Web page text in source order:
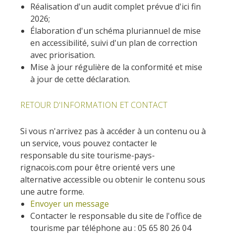
La Palairie en Goutrens
El museo de la fragua
un ojo en el pasado
artistas y artesanos
La gastronomía
local
La castaña
Las ferias y mercados
Descubrimiento del terruño
Recetas y productos locales
Pasear en menos
de cien
kilómetros
Los más bonitos pueblos en
Réalisation d'un audit complet prévue d'ici fin
2026;
Élaboration d'un schéma pluriannuel de mise
en accessibilité, suivi d'un plan de correction
avec priorisation.
Mise à jour régulière de la conformité et mise
à jour de cette déclaration.
RETOUR D'INFORMATION ET CONTACT
Si vous n'arrivez pas à accéder à un contenu ou à
un service, vous pouvez contacter le
responsable du site tourisme-pays-
rignacois.com pour être orienté vers une
alternative accessible ou obtenir le contenu sous
une autre forme.
Envoyer un message
Contacter le responsable du site de l'office de
tourisme par téléphone au : 05 65 80 26 04